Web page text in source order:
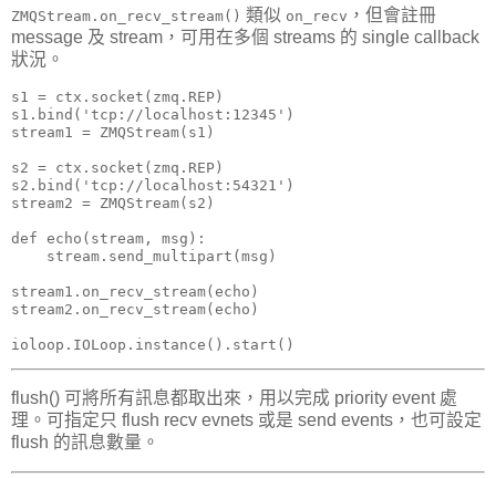
ZMQStream.on_recv_stream() 類似 on_recv ，但會註冊
message 及 stream，可用在多個 streams 的 single callback
狀況。
s1 = ctx.socket(zmq.REP)
s1.bind('tcp://localhost:12345')
stream1 = ZMQStream(s1)
s2 = ctx.socket(zmq.REP)
s2.bind('tcp://localhost:54321')
stream2 = ZMQStream(s2)
def echo(stream, msg):
    stream.send_multipart(msg)
stream1.on_recv_stream(echo)
stream2.on_recv_stream(echo)
ioloop.IOLoop.instance().start()
flush() 可將所有訊息都取出來，用以完成 priority event 處
理。可指定只 flush recv evnets 或是 send events，也可設定
flush 的訊息數量。